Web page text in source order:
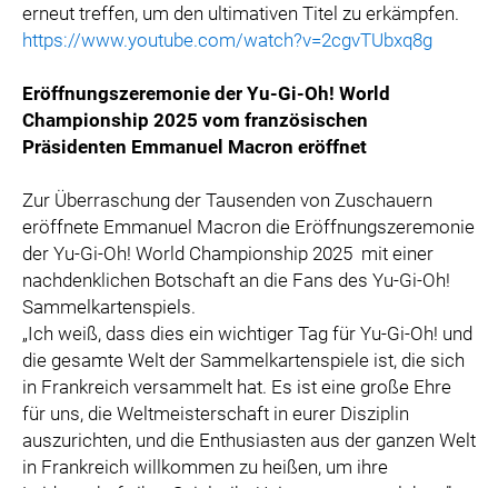
erneut treffen, um den ultimativen Titel zu erkämpfen.
https://www.youtube.com/watch?v=2cgvTUbxq8g
Eröffnungszeremonie der Yu-Gi-Oh! World
Championship 2025 vom französischen
Präsidenten Emmanuel Macron eröffnet
Zur Überraschung der Tausenden von Zuschauern
eröffnete Emmanuel Macron die Eröffnungszeremonie
der Yu-Gi-Oh! World Championship 2025 mit einer
nachdenklichen Botschaft an die Fans des Yu-Gi-Oh!
Sammelkartenspiels.
„Ich weiß, dass dies ein wichtiger Tag für Yu-Gi-Oh! und
die gesamte Welt der Sammelkartenspiele ist, die sich
in Frankreich versammelt hat. Es ist eine große Ehre
für uns, die Weltmeisterschaft in eurer Disziplin
auszurichten, und die Enthusiasten aus der ganzen Welt
in Frankreich willkommen zu heißen, um ihre